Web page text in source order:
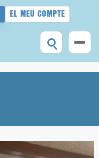
EL MEU COMPTE